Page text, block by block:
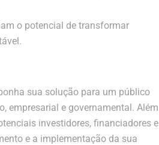
o potencial de transformar
sua solução para um público
empresarial e governamental. Além
investidores, financiadores e
e a implementação da sua